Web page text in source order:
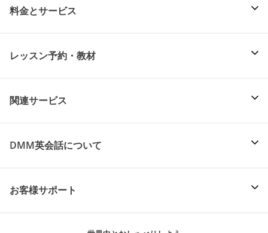
料金とサービス
レッスン予約・教材
関連サービス
DMM英会話について
お客様サポート